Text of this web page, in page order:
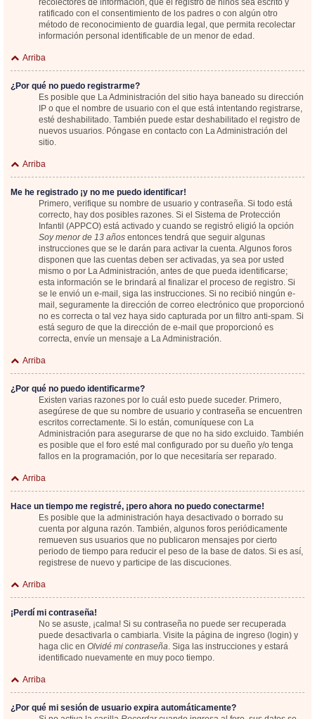
recolectores de información, que el registro de niños sea escrito y
ratificado con el consentimiento de los padres o con algún otro
método de reconocimiento de guardia legal, que permita recolectar
información personal identificable de un menor de edad.
Arriba
¿Por qué no puedo registrarme?
Es posible que La Administración del sitio haya baneado su dirección
IP o que el nombre de usuario con el que está intentando registrarse,
esté deshabilitado. También puede estar deshabilitado el registro de
nuevos usuarios. Póngase en contacto con La Administración del
sitio.
Arriba
Me he registrado ¡y no me puedo identificar!
Primero, verifique su nombre de usuario y contraseña. Si todo está
correcto, hay dos posibles razones. Si el Sistema de Protección
Infantil (APPCO) está activado y cuando se registró eligió la opción
Soy menor de 13 años entonces tendrá que seguir algunas
instrucciones que se le darán para activar la cuenta. Algunos foros
disponen que las cuentas deben ser activadas, ya sea por usted
mismo o por La Administración, antes de que pueda identificarse;
esta información se le brindará al finalizar el proceso de registro. Si
se le envió un e-mail, siga las instrucciones. Si no recibió ningún e-
mail, seguramente la dirección de correo electrónico que proporcionó
no es correcta o tal vez haya sido capturada por un filtro anti-spam. Si
está seguro de que la dirección de e-mail que proporcionó es
correcta, envíe un mensaje a La Administración.
Arriba
¿Por qué no puedo identificarme?
Existen varias razones por lo cuál esto puede suceder. Primero,
asegúrese de que su nombre de usuario y contraseña se encuentren
escritos correctamente. Si lo están, comuníquese con La
Administración para asegurarse de que no ha sido excluido. También
es posible que el foro esté mal configurado por su dueño y/o tenga
fallos en la programación, por lo que necesitaría ser reparado.
Arriba
Hace un tiempo me registré, ¡pero ahora no puedo conectarme!
Es posible que la administración haya desactivado o borrado su
cuenta por alguna razón. También, algunos foros periódicamente
remueven sus usuarios que no publicaron mensajes por cierto
periodo de tiempo para reducir el peso de la base de datos. Si es así,
registrese de nuevo y participe de las discuciones.
Arriba
¡Perdí mi contraseña!
No se asuste, ¡calma! Si su contraseña no puede ser recuperada
puede desactivarla o cambiarla. Visite la página de ingreso (login) y
haga clic en Olvidé mi contraseña. Siga las instrucciones y estará
identificado nuevamente en muy poco tiempo.
Arriba
¿Por qué mi sesión de usuario expira automáticamente?